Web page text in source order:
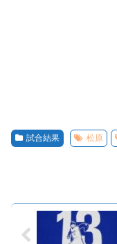
試合結果 松原